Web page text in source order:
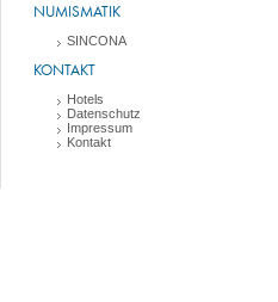
NUMISMATIK
SINCONA
KONTAKT
Hotels
Datenschutz
Impressum
Kontakt